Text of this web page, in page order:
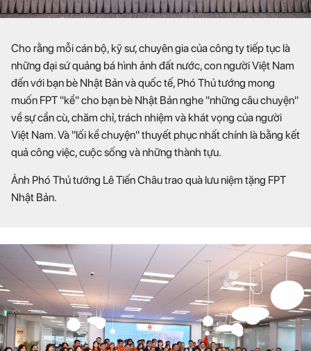
Cho rằng mỗi cán bộ, kỹ sư, chuyên gia của công ty tiếp tục là
những đại sứ quảng bá hình ảnh đất nước, con người Việt Nam
đến với bạn bè Nhật Bản và quốc tế, Phó Thủ tướng mong
muốn FPT "kể" cho bạn bè Nhật Bản nghe "những câu chuyện"
về sự cần cù, chăm chỉ, trách nhiệm và khát vọng của người
Việt Nam. Và "lối kể chuyện" thuyết phục nhất chính là bằng kết
quả công việc, cuộc sống và những thành tựu.
Ảnh Phó Thủ tướng Lê Tiến Châu trao quà lưu niệm tặng FPT
Nhật Bản.